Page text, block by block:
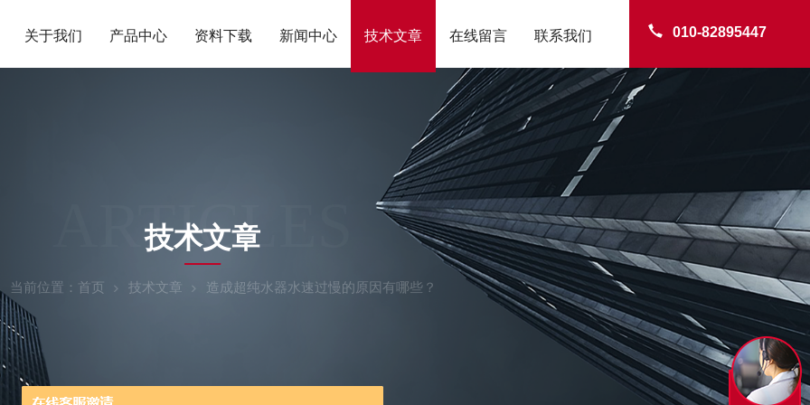
010-82895447
关于我们 产品中心 资料下载 新闻中心 技术文章 在线留言 联系我们
ARTICLES
技术文章
当前位置： 首页 技术文章 造成超纯水器水速过慢的原因有哪些？